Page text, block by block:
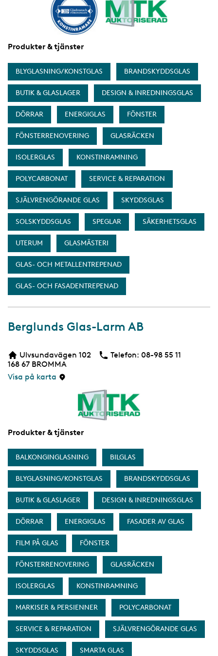
Produkter & tjänster
BLYGLASNING/KONSTGLAS BRANDSKYDDSGLAS
BUTIK & GLASLAGER DESIGN & INREDNINGSGLAS
DÖRRAR ENERGIGLAS FÖNSTER
FÖNSTERRENOVERING GLASRÄCKEN
ISOLERGLAS KONSTINRAMNING
POLYCARBONAT SERVICE & REPARATION
SJÄLVRENGÖRANDE GLAS SKYDDSGLAS
SOLSKYDDSGLAS SPEGLAR SÄKERHETSGLAS
UTERUM GLASMÄSTERI
GLAS- OCH METALLENTREPENAD
GLAS- OCH FASADENTREPENAD
Berglunds Glas-Larm AB
Ulvsundavägen 102
168 67 BROMMA
Visa på karta
Telefon: Telefon
08-98 55 11
Produkter & tjänster
BALKONGINGLASNING BILGLAS
BLYGLASNING/KONSTGLAS BRANDSKYDDSGLAS
BUTIK & GLASLAGER DESIGN & INREDNINGSGLAS
DÖRRAR ENERGIGLAS FASADER AV GLAS
FILM PÅ GLAS FÖNSTER
FÖNSTERRENOVERING GLASRÄCKEN
ISOLERGLAS KONSTINRAMNING
MARKISER & PERSIENNER POLYCARBONAT
SERVICE & REPARATION SJÄLVRENGÖRANDE GLAS
SKYDDSGLAS SMARTA GLAS